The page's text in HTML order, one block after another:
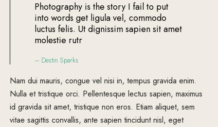
Photography is the story I fail to put
into words get ligula vel, commodo
luctus felis. Ut dignissim sapien sit amet
molestie rutr
– Destin Sparks
Nam dui mauris, congue vel nisi in, tempus gravida enim.
Nulla et tristique orci. Pellentesque lectus sapien, maximus
id gravida sit amet, tristique non eros. Etiam aliquet, sem
vitae sagittis convallis, ante sapien tincidunt nisl, eget